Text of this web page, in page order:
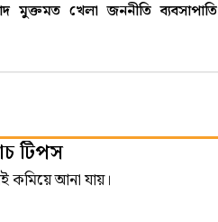
মুক্তমত খেলা জননীতি ব্যবসাপাতি
টিপস
কমিয়ে আনা যায়।